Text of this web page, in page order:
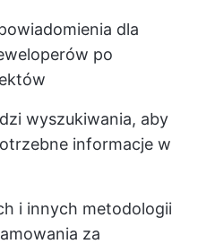
dla
po
wyszukiwania, aby
informacje w
i innych metodologii
za